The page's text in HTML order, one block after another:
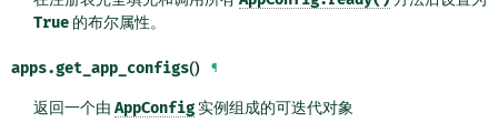
True的布尔属性。
apps.get_app_configs() ¶
返回一个由 AppConfig实例组成的可迭代对象